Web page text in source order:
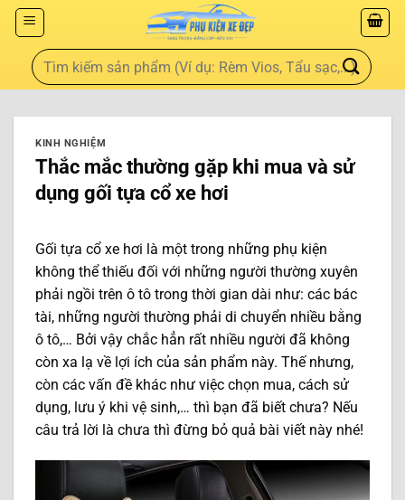
KINH NGHIỆM
Thắc mắc thường gặp khi mua và sử
dụng gối tựa cổ xe hơi
Gối tựa cổ xe hơi là một trong những phụ kiện
không thể thiếu đối với những người thường xuyên
phải ngồi trên ô tô trong thời gian dài như: các bác
tài, những người thường phải di chuyển nhiều bằng
ô tô,… Bởi vậy chắc hẳn rất nhiều người đã không
còn xa lạ về lợi ích của sản phẩm này. Thế nhưng,
còn các vấn đề khác như việc chọn mua, cách sử
dụng, lưu ý khi vệ sinh,… thì bạn đã biết chưa? Nếu
câu trả lời là chưa thì đừng bỏ quả bài viết này nhé!